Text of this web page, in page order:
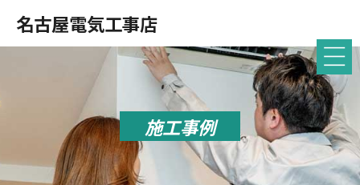
名古屋電気工事店
施工事例